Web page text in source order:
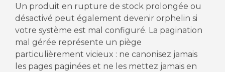
Un produit en rupture de stock prolongée ou
désactivé peut également devenir orphelin si
votre système est mal configuré. La pagination
mal gérée représente un piège
particulièrement vicieux : ne canonisez jamais
les pages paginées et ne les mettez jamais en